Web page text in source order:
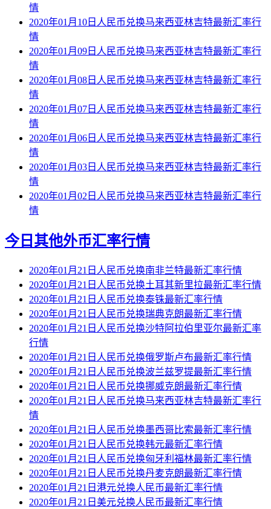
情
2020年01月10日人民币兑换马来西亚林吉特最新汇率行
情
2020年01月09日人民币兑换马来西亚林吉特最新汇率行
情
2020年01月08日人民币兑换马来西亚林吉特最新汇率行
情
2020年01月07日人民币兑换马来西亚林吉特最新汇率行
情
2020年01月06日人民币兑换马来西亚林吉特最新汇率行
情
2020年01月03日人民币兑换马来西亚林吉特最新汇率行
情
2020年01月02日人民币兑换马来西亚林吉特最新汇率行
情
今日其他外币汇率行情
2020年01月21日人民币兑换南非兰特最新汇率行情
2020年01月21日人民币兑换土耳其新里拉最新汇率行情
2020年01月21日人民币兑换泰铢最新汇率行情
2020年01月21日人民币兑换瑞典克朗最新汇率行情
2020年01月21日人民币兑换沙特阿拉伯里亚尔最新汇率
行情
2020年01月21日人民币兑换俄罗斯卢布最新汇率行情
2020年01月21日人民币兑换波兰兹罗提最新汇率行情
2020年01月21日人民币兑换挪威克朗最新汇率行情
2020年01月21日人民币兑换马来西亚林吉特最新汇率行
情
2020年01月21日人民币兑换墨西哥比索最新汇率行情
2020年01月21日人民币兑换韩元最新汇率行情
2020年01月21日人民币兑换匈牙利福林最新汇率行情
2020年01月21日人民币兑换丹麦克朗最新汇率行情
2020年01月21日港元兑换人民币最新汇率行情
2020年01月21日美元兑换人民币最新汇率行情